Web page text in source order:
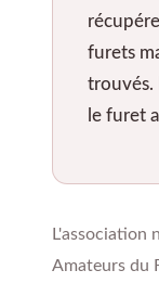
furets
trouvés.
le furet
L'association
Amateurs du